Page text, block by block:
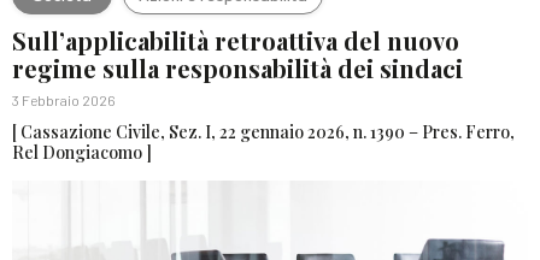
Sull’applicabilità retroattiva del nuovo
regime sulla responsabilità dei sindaci
3 Febbraio 2026
[ Cassazione Civile, Sez. I, 22 gennaio 2026, n. 1390 – Pres. Ferro,
Rel Dongiacomo ]